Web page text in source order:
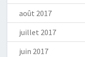
août 2017
juillet 2017
juin 2017